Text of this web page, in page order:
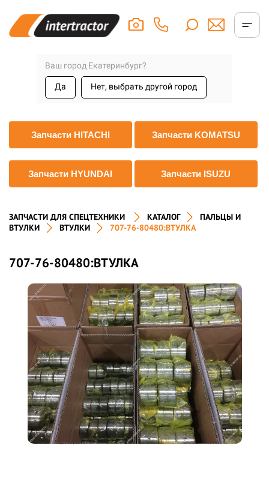
Ваш город Екатеринбург?
Да Нет, выбрать другой город
Запчасти HITACHI Запчасти KOMATSU
Запчасти HYUNDAI Запчасти ISUZU
ЗАПЧАСТИ ДЛЯ СПЕЦТЕХНИКИ КАТАЛОГ
ПАЛЬЦЫ И
ВТУЛКИ
ВТУЛКИ 707-76-80480:ВТУЛКА
707-76-80480:ВТУЛКА